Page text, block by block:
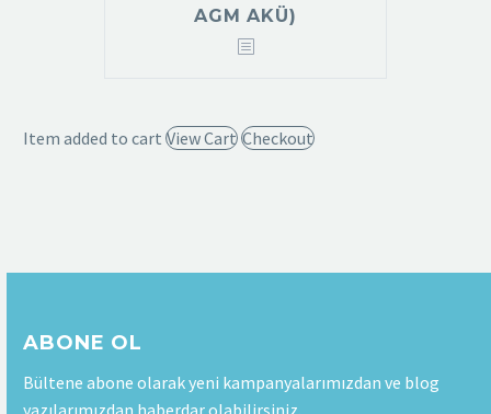
AGM AKÜ)
Item added to cart View Cart Checkout
ABONE OL
Bültene abone olarak yeni kampanyalarımızdan ve blog
yazılarımızdan haberdar olabilirsiniz.